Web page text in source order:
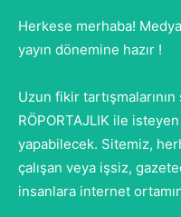
Herkese merhaba!
yayın dönemine hazır !
Uzun fikir
RÖPORTAJLIK ile
yapabilecek. Sitemiz,
çalışan veya işsiz,
insanlara internet